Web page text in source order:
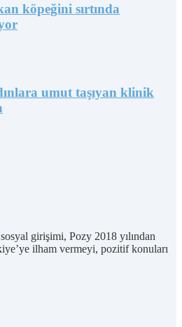
köpeğini sırtında
umut taşıyan klinik
girişimi, Pozy 2018 yılından
ilham vermeyi, pozitif konuları